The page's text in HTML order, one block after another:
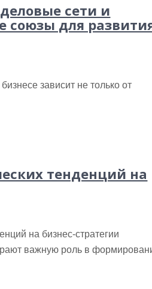
сети и
союзы для
зависит не только от
тенденций на
на бизнес-стратегии
важную роль в